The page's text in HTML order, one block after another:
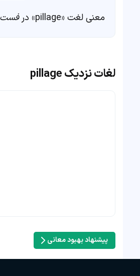
معنی لغت «pillage» در
لغات نزدیک pillage
پیشنهاد بهبود معانی